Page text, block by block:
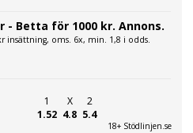
- Betta för 1000 kr. Annons.
insättning, oms. 6x, min. 1,8 i odds.
1
1.52
X
4.8
2
5.4
18+ Stödlinjen.se